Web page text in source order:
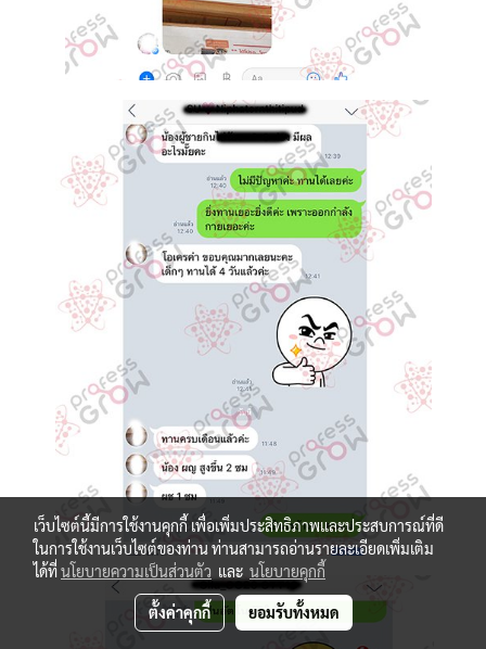
เว็บไซต์นี้มีการใช้งานคุกกี้ เพื่อเพิ่มประสิทธิภาพและประสบการณ์ที่ดี
ในการใช้งานเว็บไซต์ของท่าน ท่านสามารถอ่านรายละเอียดเพิ่มเติม
ได้ที่นโยบายความเป็นส่วนตัว และ นโยบายคุกกี้
ตั้งค่าคุกกี้ ยอมรับทั้งหมด